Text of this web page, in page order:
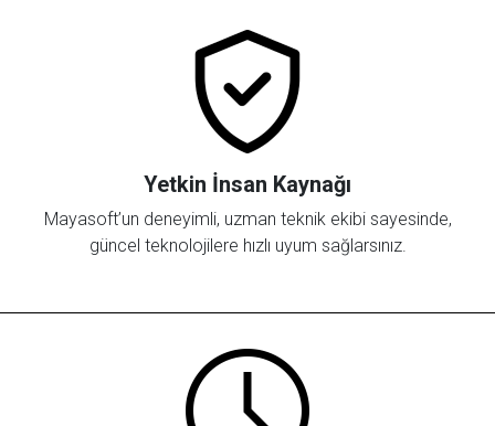
Yetkin İnsan Kaynağı
Mayasoft’un deneyimli, uzman teknik ekibi sayesinde,
güncel teknolojilere hızlı uyum sağlarsınız.